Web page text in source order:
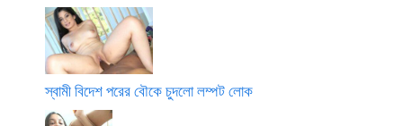
স্বামী বিদেশ পরের বৌকে চুদলো লম্পট লোক